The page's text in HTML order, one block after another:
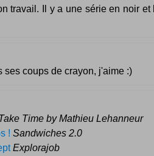
travail. Il y a une série en noir et
ses coups de crayon, j'aime :)
Time by Mathieu Lehanneur
! Sandwiches 2.0
Explorajob